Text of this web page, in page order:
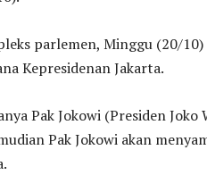
parlemen, Minggu (20/10)
Kepresidenan Jakarta.
Pak Jokowi (Presiden Joko
Pak Jokowi akan